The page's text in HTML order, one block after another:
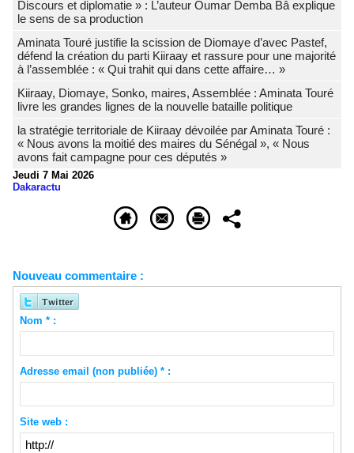
Discours et diplomatie » : L’auteur Oumar Demba Bâ explique
le sens de sa production
Aminata Touré justifie la scission de Diomaye d’avec Pastef,
défend la création du parti Kiiraay et rassure pour une majorité
à l’assemblée : « Qui trahit qui dans cette affaire… »
Kiiraay, Diomaye, Sonko, maires, Assemblée : Aminata Touré
livre les grandes lignes de la nouvelle bataille politique
la stratégie territoriale de Kiiraay dévoilée par Aminata Touré :
« Nous avons la moitié des maires du Sénégal », « Nous
avons fait campagne pour ces députés »
Jeudi 7 Mai 2026
Dakaractu
Nouveau commentaire :
Nom * :
Adresse email (non publiée) * :
Site web :